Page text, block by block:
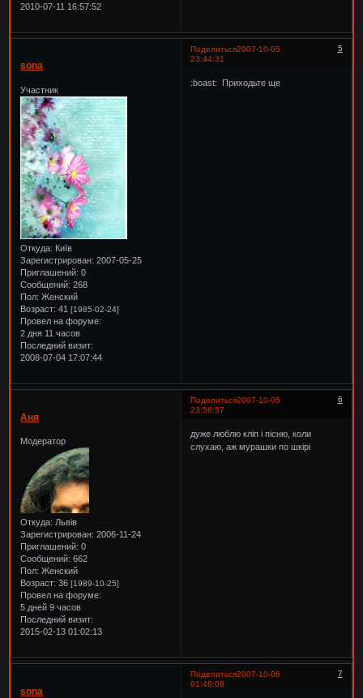
2010-07-11 16:57:52
Поделиться 5
2007-10-05
23:44:31
sona
Участник
Откуда: Київ
Зарегистрирован: 2007-05-25
Приглашений: 0
Сообщений: 268
Пол: Женский
Возраст: 41[1985-02-24]
Провел на форуме:
2 дня 11 часов
Последний визит:
2008-07-04 17:07:44
:boast: Приходьте ще
Поделиться 6
2007-10-05
23:56:57
Аня
Модератор
Откуда: Львів
Зарегистрирован: 2006-11-24
Приглашений: 0
Сообщений: 662
Пол: Женский
Возраст: 36[1989-10-25]
Провел на форуме:
5 дней 9 часов
Последний визит:
2015-02-13 01:02:13
дуже люблю кліп і пісню, коли
слухаю, аж мурашки по шкірі
Поделиться 7
2007-10-06
01:46:08
sona